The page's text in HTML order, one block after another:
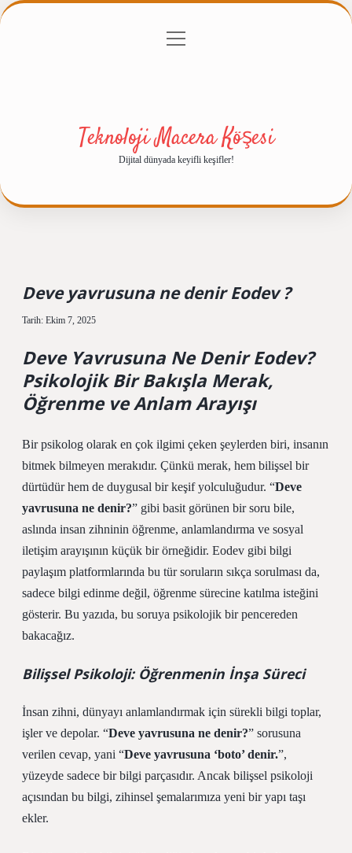
Gizlilik Politikası
menüyü
Teknoloji Macera Köşesi
Dijital dünyada keyifli keşifler!
Deve yavrusuna ne denir Eodev ?
Tarih: Ekim 7, 2025
Deve Yavrusuna Ne Denir Eodev?
Psikolojik Bir Bakışla Merak,
Öğrenme ve Anlam Arayışı
Bir psikolog olarak en çok ilgimi çeken şeylerden biri, insanın
bitmek bilmeyen merakıdır. Çünkü merak, hem bilişsel bir
dürtüdür hem de duygusal bir keşif yolculuğudur. “Deve
yavrusuna ne denir?” gibi basit görünen bir soru bile,
aslında insan zihninin öğrenme, anlamlandırma ve sosyal
iletişim arayışının küçük bir örneğidir. Eodev gibi bilgi
paylaşım platformlarında bu tür soruların sıkça sorulması da,
sadece bilgi edinme değil, öğrenme sürecine katılma isteğini
gösterir. Bu yazıda, bu soruya psikolojik bir pencereden
bakacağız.
Bilişsel Psikoloji: Öğrenmenin İnşa Süreci
İnsan zihni, dünyayı anlamlandırmak için sürekli bilgi toplar,
işler ve depolar. “Deve yavrusuna ne denir?” sorusuna
verilen cevap, yani “Deve yavrusuna ‘boto’ denir.”,
yüzeyde sadece bir bilgi parçasıdır. Ancak bilişsel psikoloji
açısından bu bilgi, zihinsel şemalarımıza yeni bir yapı taşı
ekler.